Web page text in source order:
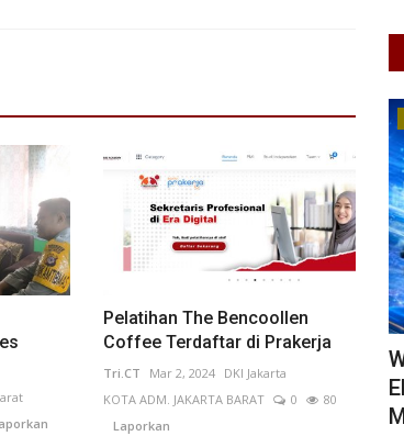
Pelatihan The Bencoollen
Coffee Terdaftar di Prakerja
Tri.CT Mar 2, 2024
DKI Jakarta
KOTA ADM. JAKARTA BARAT
0
80
Laporkan
UMKM & Ekonomi Kreatif
Kewirausahaan
Mahasiswa...